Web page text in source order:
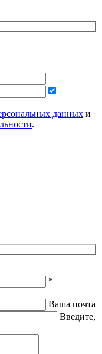
данных и
.
*
Ваша почта
Введите,